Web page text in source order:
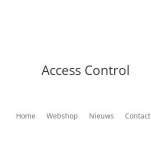
Access Control
Home Webshop Nieuws Contact